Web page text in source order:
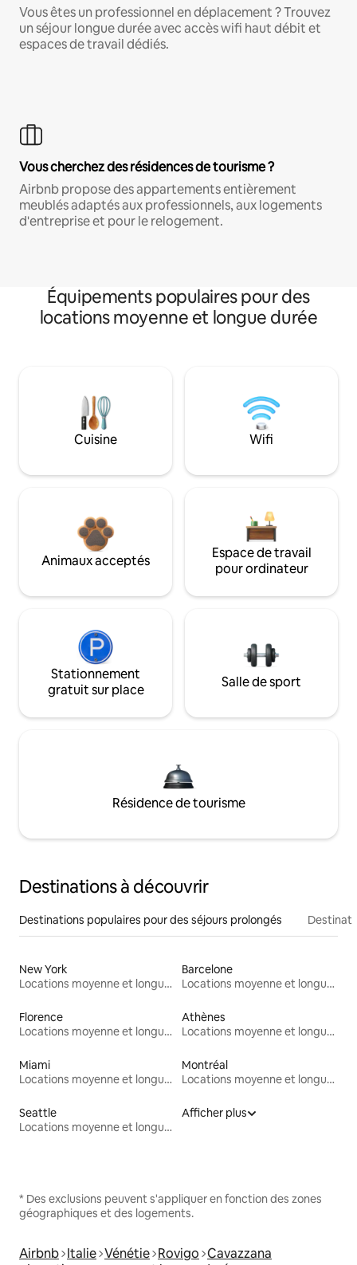
Vous êtes un professionnel en déplacement ? Trouvez
un séjour longue durée avec accès wifi haut débit et
espaces de travail dédiés.
Vous cherchez des résidences de tourisme ?
Airbnb propose des appartements entièrement
meublés adaptés aux professionnels, aux logements
d'entreprise et pour le relogement.
Équipements populaires pour des
locations moyenne et longue durée
Cuisine Wifi
Animaux acceptés
Espace de travail
pour ordinateur
Stationnement
gratuit sur place
Salle de sport
Résidence de tourisme
Destinations à découvrir
Destinations populaires pour des séjours prolongés
New York
Locations moyenne et longue durée
Barcelone
Locations moyenne et longue durée
Florence
Locations moyenne et longue durée
Athènes
Locations moyenne et longue durée
Miami
Locations moyenne et longue durée
Montréal
Locations moyenne et longue durée
Seattle
Locations moyenne et longue durée
Afficher plus
* Des exclusions peuvent s'appliquer en fonction des zones
géographiques et des logements.
Airbnb Italie Vénétie Rovigo Cavazzana